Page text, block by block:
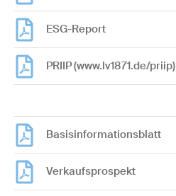
ESG-Report
PRIIP (www.lv1871.de/priip)
Basisinformationsblatt
Verkaufsprospekt